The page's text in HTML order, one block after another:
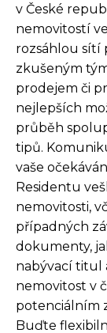
v České
nemovitostí
rozsáhlou sítí
zkušeným
prodejem či
nejlepších
průběh
tipů.
vaše
Residentu
nemovitosti,
případných
dokumenty,
nabývací titul
nemovitost v
potenciálním
Buďte